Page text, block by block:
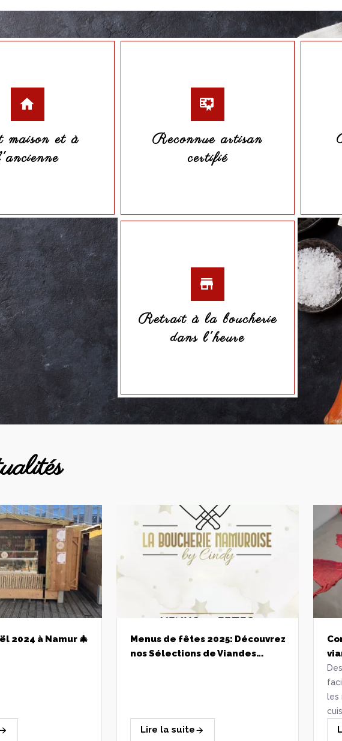
maison et à
Reconnue artisan
certifié
Retrait à la boucherie
dans l'heure
2024 à Namur 🎄
Menus de fêtes 2025: Découvrez
nos Sélections de Viandes
Lire la suite
les